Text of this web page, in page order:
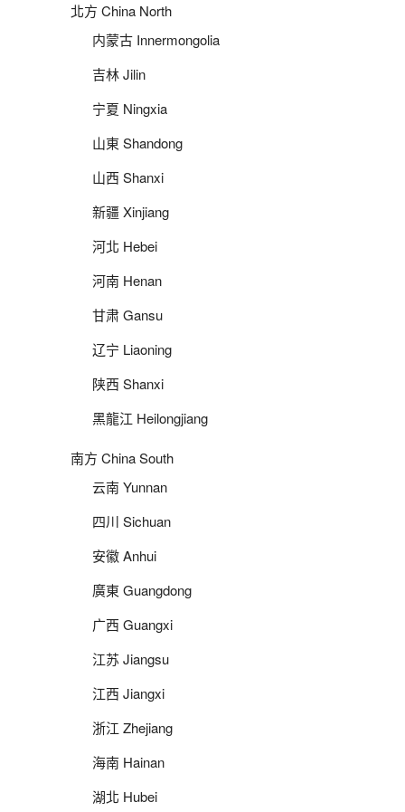
北方 China North
内蒙古 Innermongolia
吉林 Jilin
宁夏 Ningxia
山東 Shandong
山西 Shanxi
新疆 Xinjiang
河北 Hebei
河南 Henan
甘肃 Gansu
辽宁 Liaoning
陕西 Shanxi
黑龍江 Heilongjiang
南方 China South
云南 Yunnan
四川 Sichuan
安徽 Anhui
廣東 Guangdong
广西 Guangxi
江苏 Jiangsu
江西 Jiangxi
浙江 Zhejiang
海南 Hainan
湖北 Hubei